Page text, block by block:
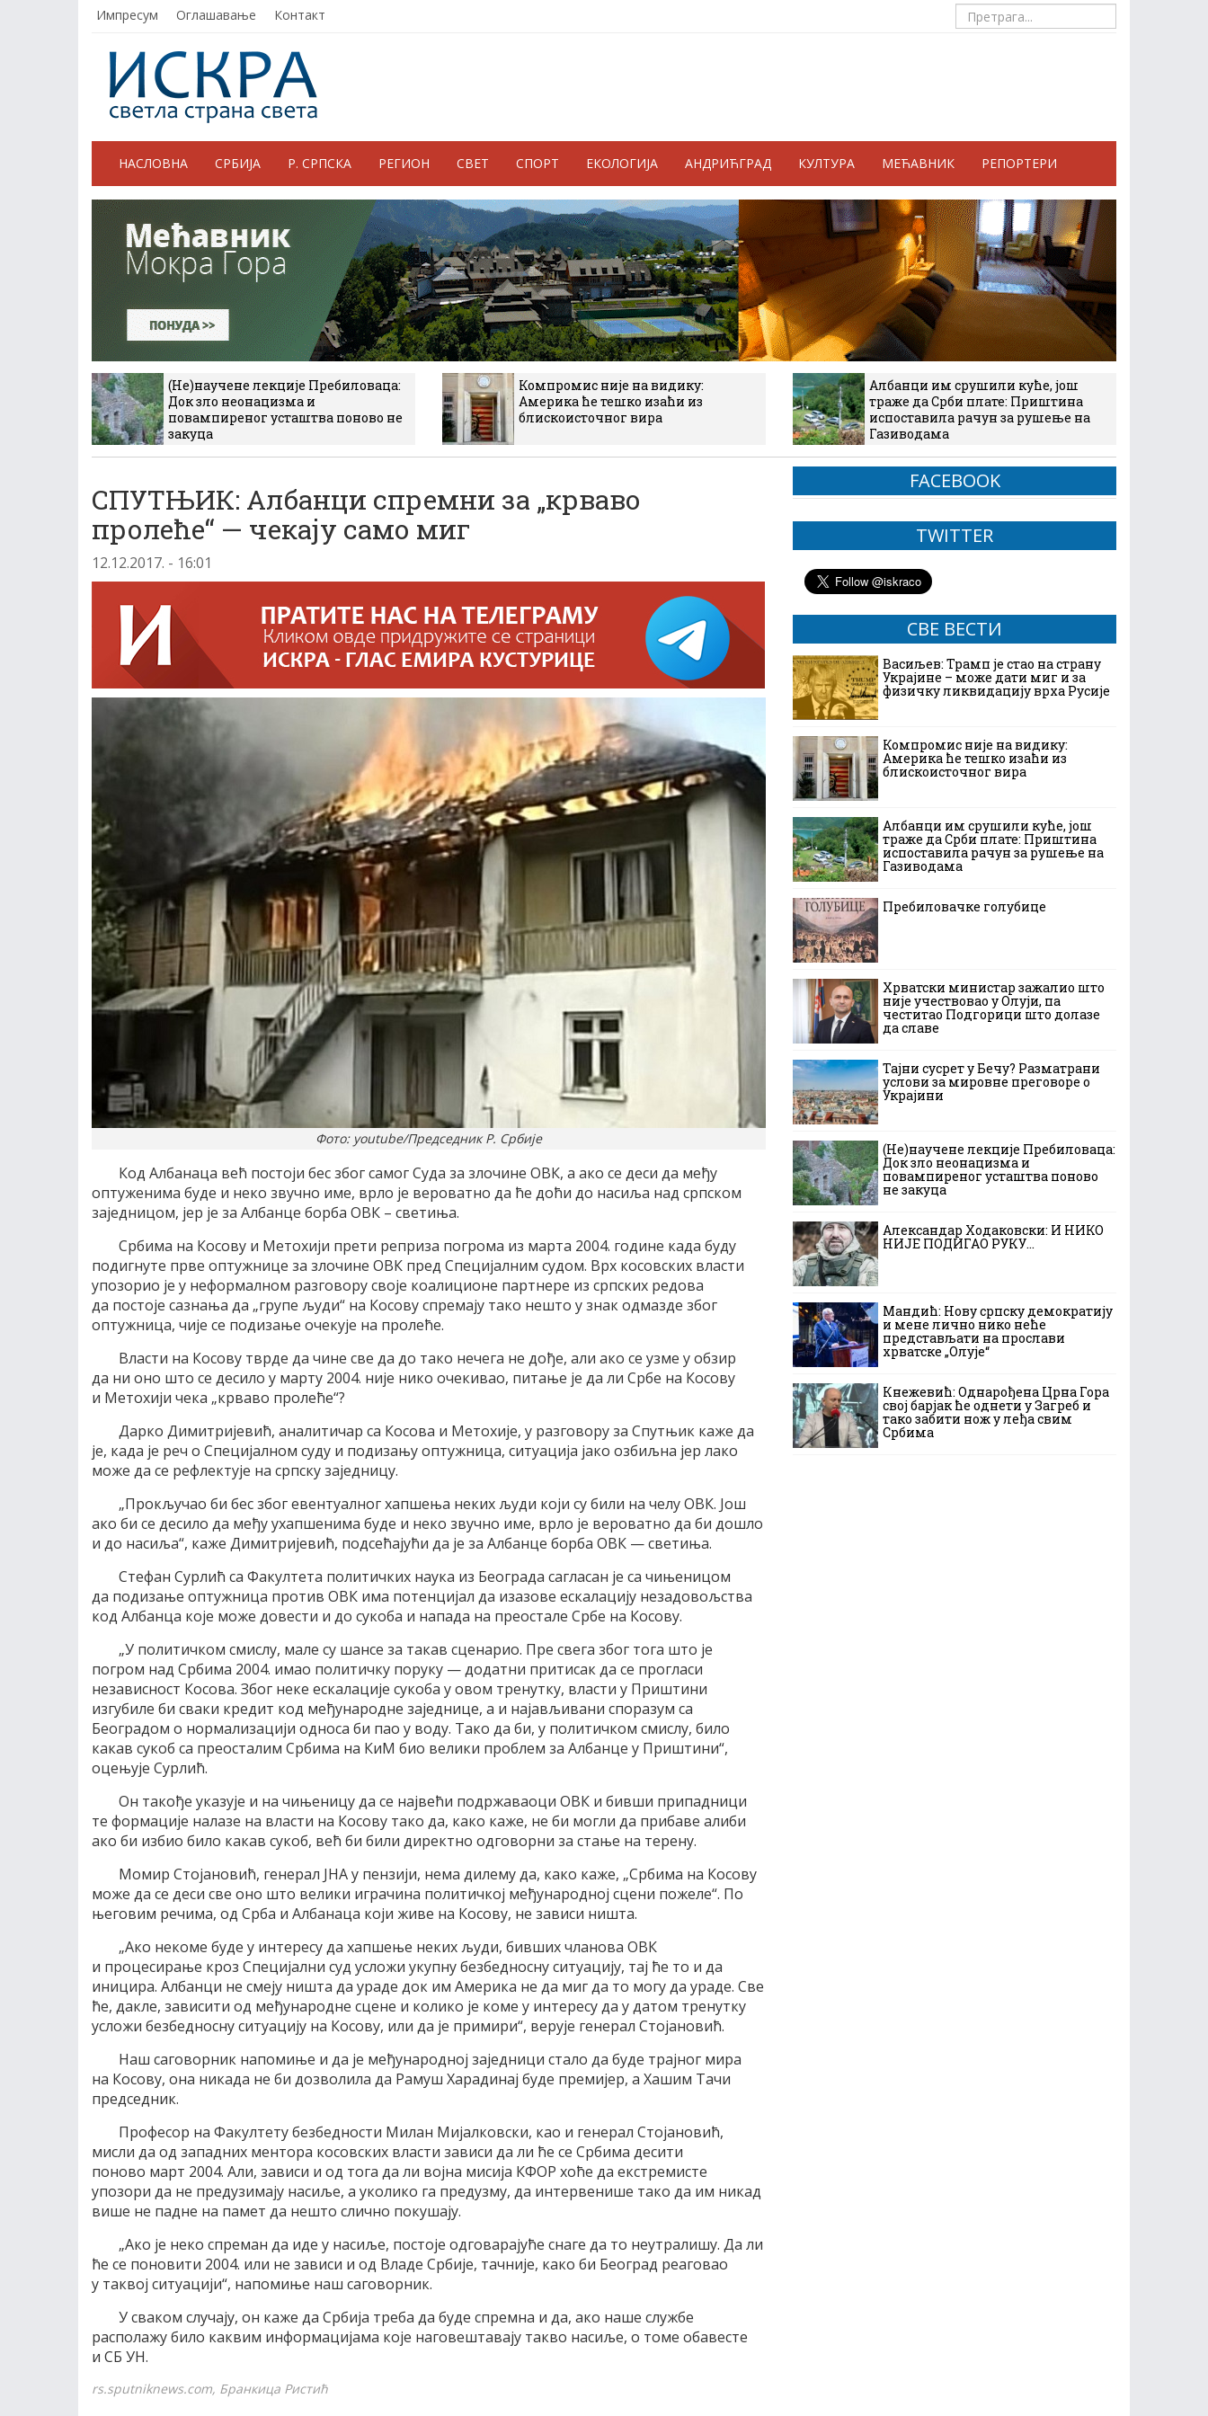
Импресум Оглашавање Контакт
НАСЛОВНА СРБИЈА Р. СРПСКА РЕГИОН СВЕТ СПОРТ ЕКОЛОГИЈА АНДРИЋГРАД КУЛТУРА МЕЋАВНИК РЕПОРТЕРИ
(Не)научене лекције Пребиловаца:
Док зло неонацизма и
повампиреног усташтва поново не
закуца
Компромис није на видику:
Америка ће тешко изаћи из
блискоисточног вира
Албанци им срушили куће, још
траже да Срби плате: Приштина
испоставила рачун за рушење на
Газиводама
СПУТЊИК: Албанци спремни за „крваво
пролеће“ — чекају само миг
12.12.2017. - 16:01
Фото: youtube/Председник Р. Србије
Код Албанаца већ постоји бес због самог Суда за злочине ОВК, а ако се деси да међу
оптуженима буде и неко звучно име, врло је вероватно да ће доћи до насиља над српском
заједницом, јер је за Албанце борба ОВК – светиња.
Србима на Косову и Метохији прети реприза погрома из марта 2004. године када буду
подигнуте прве оптужнице за злочине ОВК пред Специјалним судом. Врх косовских власти
упозорио је у неформалном разговору своје коалиционе партнере из српских редова
да постоје сазнања да „групе људи“ на Косову спремају тако нешто у знак одмазде због
оптужница, чије се подизање очекује на пролеће.
Власти на Косову тврде да чине све да до тако нечега не дође, али ако се узме у обзир
да ни оно што се десило у марту 2004. није нико очекивао, питање је да ли Србе на Косову
и Метохији чека „крваво пролеће“?
Дарко Димитријевић, аналитичар са Косова и Метохије, у разговору за Спутњик каже да
је, када је реч о Специјалном суду и подизању оптужница, ситуација јако озбиљна јер лако
може да се рефлектује на српску заједницу.
„Прокључао би бес због евентуалног хапшења неких људи који су били на челу ОВК. Још
ако би се десило да међу ухапшенима буде и неко звучно име, врло је вероватно да би дошло
и до насиља“, каже Димитријевић, подсећајући да је за Албанце борба ОВК — светиња.
Стефан Сурлић са Факултета политичких наука из Београда сагласан је са чињеницом
да подизање оптужница против ОВК има потенцијал да изазове ескалацију незадовољства
код Албанца које може довести и до сукоба и напада на преостале Србе на Косову.
„У политичком смислу, мале су шансе за такав сценарио. Пре свега због тога што је
погром над Србима 2004. имао политичку поруку — додатни притисак да се прогласи
независност Косова. Због неке ескалације сукоба у овом тренутку, власти у Приштини
изгубиле би сваки кредит код међународне заједнице, а и најављивани споразум са
Београдом о нормализацији односа би пао у воду. Тако да би, у политичком смислу, било
какав сукоб са преосталим Србима на КиМ био велики проблем за Албанце у Приштини“,
оцењује Сурлић.
Он такође указује и на чињеницу да се највећи подржаваоци ОВК и бивши припадници
те формације налазе на власти на Косову тако да, како каже, не би могли да прибаве алиби
ако би избио било какав сукоб, већ би били директно одговорни за стање на терену.
Момир Стојановић, генерал ЈНА у пензији, нема дилему да, како каже, „Србима на Косову
може да се деси све оно што велики играчина политичкој међународној сцени пожеле“. По
његовим речима, од Срба и Албанаца који живе на Косову, не зависи ништа.
„Ако некоме буде у интересу да хапшење неких људи, бивших чланова ОВК
и процесирање кроз Специјални суд усложи укупну безбедносну ситуацију, тај ће то и да
иницира. Албанци не смеју ништа да ураде док им Америка не да миг да то могу да ураде. Све
ће, дакле, зависити од међународне сцене и колико је коме у интересу да у датом тренутку
усложи безбедносну ситуацију на Косову, или да је примири“, верује генерал Стојановић.
Наш саговорник напомиње и да је међународној заједници стало да буде трајног мира
на Косову, она никада не би дозволила да Рамуш Харадинај буде премијер, а Хашим Тачи
председник.
Професор на Факултету безбедности Милан Мијалковски, као и генерал Стојановић,
мисли да од западних ментора косовских власти зависи да ли ће се Србима десити
поново март 2004. Али, зависи и од тога да ли војна мисија КФОР хоће да екстремисте
упозори да не предузимају насиље, а уколико га предузму, да интервенише тако да им никад
више не падне на памет да нешто слично покушају.
„Ако је неко спреман да иде у насиље, постоје одговарајуће снаге да то неутралишу. Да ли
ће се поновити 2004. или не зависи и од Владе Србије, тачније, како би Београд реаговао
у таквој ситуацији“, напомиње наш саговорник.
У сваком случају, он каже да Србија треба да буде спремна и да, ако наше службе
располажу било каквим информацијама које наговештавају такво насиље, о томе обавесте
и СБ УН.
rs.sputniknews.com, Бранкица Ристић
FACEBOOK
TWITTER
СВЕ ВЕСТИ
Васиљев: Трамп је стао на страну
Украјине – може дати миг и за
физичку ликвидацију врха Русије
Компромис није на видику:
Америка ће тешко изаћи из
блискоисточног вира
Албанци им срушили куће, још
траже да Срби плате: Приштина
испоставила рачун за рушење на
Газиводама
Пребиловачке голубице
Хрватски министар зажалио што
није учествовао у Олуји, па
честитао Подгорици што долазе
да славе
Тајни сусрет у Бечу? Разматрани
услови за мировне преговоре о
Украјини
(Не)научене лекције Пребиловаца:
Док зло неонацизма и
повампиреног усташтва поново
не закуца
Александар Ходаковски: И НИКО
НИЈЕ ПОДИГАО РУКУ…
Мандић: Нову српску демократију
и мене лично нико неће
представљати на прослави
хрватске „Олује“
Кнежевић: Однарођена Црна Гора
свој барјак ће однети у Загреб и
тако забити нож у леђа свим
Србима